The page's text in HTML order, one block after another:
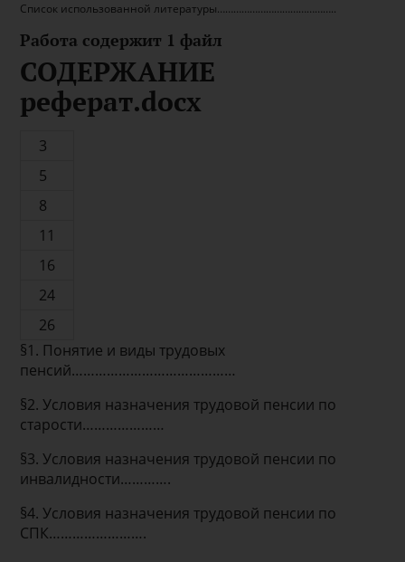
Список использованной литературы……………………………………..
Работа содержит 1 файл
СОДЕРЖАНИЕ
реферат.docx
3
5
8
11
16
24
26
§1. Понятие и виды трудовых
пенсий……………………………………
§2. Условия назначения трудовой пенсии по
старости…………………
§3. Условия назначения трудовой пенсии по
инвалидности………….
§4. Условия назначения трудовой пенсии по
СПК…………………….